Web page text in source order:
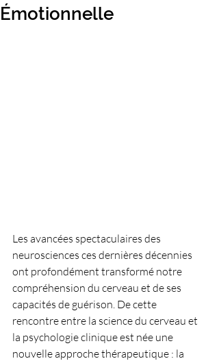
Émotionnelle
Les avancées spectaculaires des
neurosciences ces dernières décennies
ont profondément transformé notre
compréhension du cerveau et de ses
capacités de guérison. De cette
rencontre entre la science du cerveau et
la psychologie clinique est née une
nouvelle approche thérapeutique : la